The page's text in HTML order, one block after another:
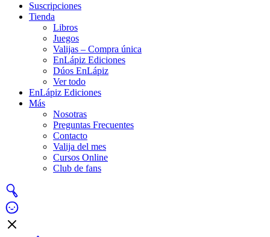
Suscripciones
Tienda
Libros
Juegos
Valijas – Compra única
EnLápiz Ediciones
Dúos EnLápiz
Ver todo
EnLápiz Ediciones
Más
Nosotras
Preguntas Frecuentes
Contacto
Valija del mes
Cursos Online
Club de fans